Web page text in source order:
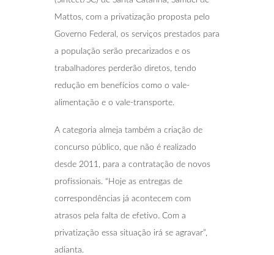
Mattos, com a privatização proposta pelo
Governo Federal, os serviços prestados para
a população serão precarizados e os
trabalhadores perderão diretos, tendo
redução em benefícios como o vale-
alimentação e o vale-transporte.
A categoria almeja também a criação de
concurso público, que não é realizado
desde 2011, para a contratação de novos
profissionais. “Hoje as entregas de
correspondências já acontecem com
atrasos pela falta de efetivo. Com a
privatização essa situação irá se agravar”,
adianta.